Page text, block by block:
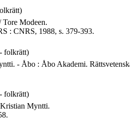
Tore Modeen.
: CNRS, 1988, s. 379-393.
folkrätt)
- Åbo : Åbo Akademi.
folkrätt)
Myntti.